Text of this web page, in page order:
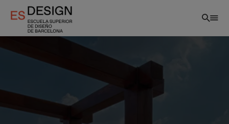
contenido
principal